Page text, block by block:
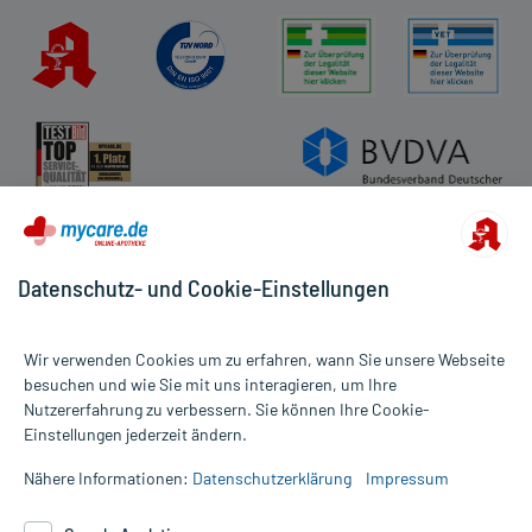
Alle Preise gelten inkl. MwSt., ggf. zzgl. Versandkosten
Informationen auf dieser Website werden ausschließlich für
die Untersuchung und Behandlung durch einen Arzt. Bitte
Datenschutz- und Cookie-Einstellungen
Wir verwenden Cookies um zu erfahren, wann Sie unsere Webseite
besuchen und wie Sie mit uns interagieren, um Ihre
Nutzererfahrung zu verbessern. Sie können Ihre Cookie-
Einstellungen jederzeit ändern.
Nähere Informationen: Datenschutzerklärung Impressum